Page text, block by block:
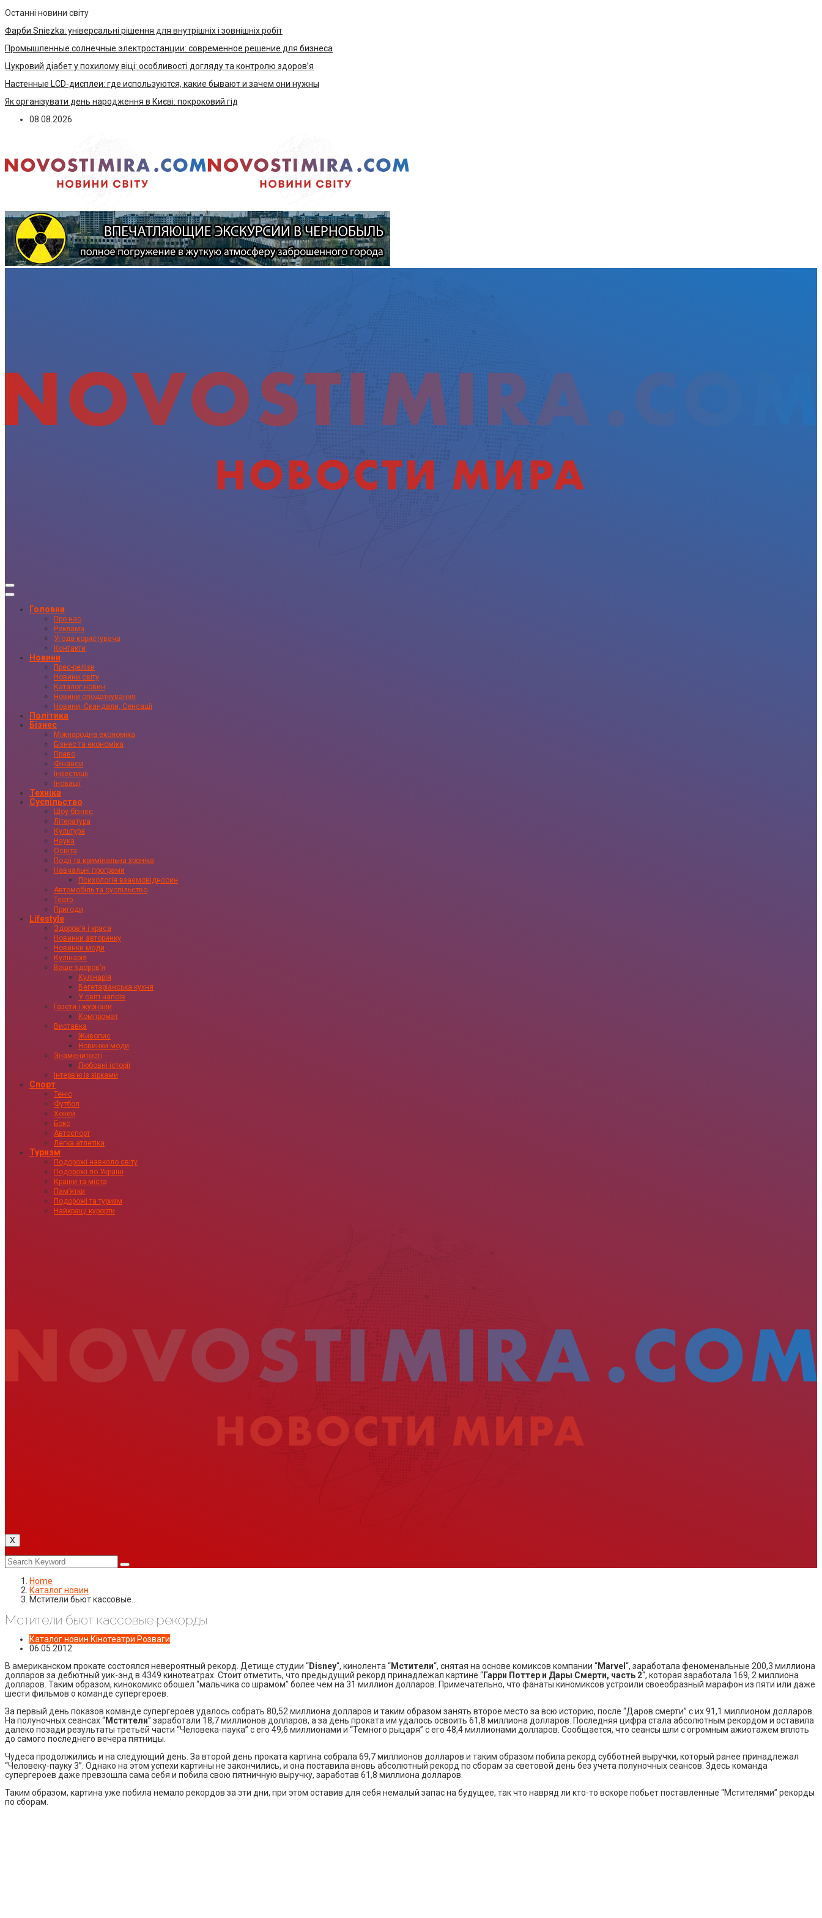
Останні новини світу
Фарби Sniezka: універсальні рішення для внутрішніх і зовнішніх робіт
Промышленные солнечные электростанции: современное решение для бизнеса
Цукровий діабет у похилому віці: особливості догляду та контролю здоров’я
Настенные LCD-дисплеи: где используются, какие бывают и зачем они нужны
Як організувати день народження в Києві: покроковий гід
08.08.2026
Головна
Про нас
Реклама
Угода користувача
Контакти
Новини
Прес-релізи
Новини світу
Каталог новин
Новини оподаткування
Новини, Скандали, Сенсації
Політика
Бізнес
Міжнародна економіка
Бізнес та економіка
Право
Фінанси
Інвестиції
Іновації
Техніка
Суспільство
Шоу-бізнес
Література
Культура
Наука
Освіта
Події та кримінальна хроніка
Навчальні програми
Психологія взаємовідносин
Автомобіль та суспільство
Театр
Пригоди
Lifestyle
Здоровʼя і краса
Новинки авторинку
Новинки моди
Кулінарія
Ваше здоровʼя
Кулінарія
Вегетаріанська кухня
У світі напоїв
Газети і журнали
Компромат
Виставка
Живопис
Новинки моди
Знаменитості
Любовні історії
Інтервʼю із зірками
Спорт
Теніс
Футбол
Хокей
Бокс
Автоспорт
Легка атлетіка
Туризм
Подорожі навколо світу
Подорожі по Україні
Країни та міста
Пам’ятки
Подорожі та туризм
Найкращі курорти
X
Home
Каталог новин
Мстители бьют кассовые…
Мстители бьют кассовые рекорды
Каталог новин Кінотеатри Розваги
06.05.2012
В американском прокате состоялся невероятный рекорд. Детище студии “Disney“, кинолента “Мстители“, снятая на основе комиксов компании “Marvel “, заработала феноменальные 200,3 миллиона
долларов за дебютный уик-энд в 4349 кинотеатрах. Стоит отметить, что предыдущий рекорд принадлежал картине “Гарри Поттер и Дары Смерти, часть 2“, которая заработала 169, 2 миллиона
долларов. Таким образом, кинокомикс обошел “мальчика со шрамом” более чем на 31 миллион долларов. Примечательно, что фанаты киномиксов устроили своеобразный марафон из пяти или даже
шести фильмов о команде супергероев.
За первый день показов команде супергероев удалось собрать 80,52 миллиона долларов и таким образом занять второе место за всю историю, после “Даров смерти” с их 91,1 миллионом долларов.
На полуночных сеансах “Мстители” заработали 18,7 миллионов долларов, а за день проката им удалось освоить 61,8 миллиона долларов. Последняя цифра стала абсолютным рекордом и оставила
далеко позади результаты третьей части “Человека-паука” с его 49,6 миллионами и “Темного рыцаря” с его 48,4 миллионами долларов. Сообщается, что сеансы шли с огромным ажиотажем вплоть
до самого последнего вечера пятницы.
Чудеса продолжились и на следующий день. За второй день проката картина собрала 69,7 миллионов долларов и таким образом побила рекорд субботней выручки, который ранее принадлежал
“Человеку-пауку 3”. Однако на этом успехи картины не закончились, и она поставила вновь абсолютный рекорд по сборам за световой день без учета полуночных сеансов. Здесь команда
супергероев даже превзошла сама себя и побила свою пятничную выручку, заработав 61,8 миллиона долларов.
Таким образом, картина уже побила немало рекордов за эти дни, при этом оставив для себя немалый запас на будущее, так что навряд ли кто-то вскоре побьет поставленные “Мстителями” рекорды
по сборам.